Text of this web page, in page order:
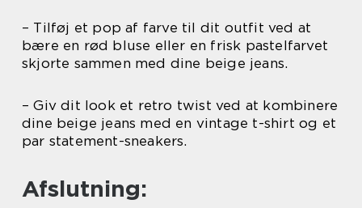
– Tilføj et pop af farve til dit outfit ved at
bære en rød bluse eller en frisk pastelfarvet
skjorte sammen med dine beige jeans.
– Giv dit look et retro twist ved at kombinere
dine beige jeans med en vintage t-shirt og et
par statement-sneakers.
Afslutning: